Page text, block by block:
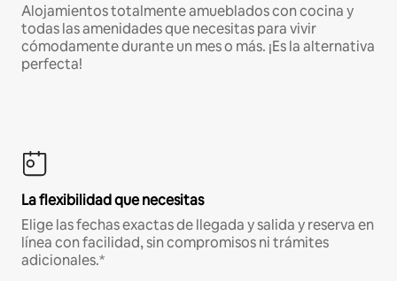
Alojamientos totalmente amueblados con cocina y
todas las amenidades que necesitas para vivir
cómodamente durante un mes o más. ¡Es la alternativa
perfecta!
La flexibilidad que necesitas
Elige las fechas exactas de llegada y salida y reserva en
línea con facilidad, sin compromisos ni trámites
adicionales.*